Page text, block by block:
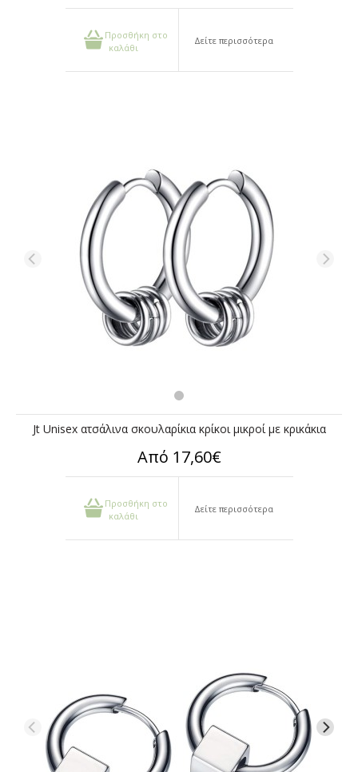
Προσθήκη στο
καλάθι
Δείτε περισσότερα
Jt Unisex ατσάλινα σκουλαρίκια κρίκοι μικροί με κρικάκια
Από 17,60€
Προσθήκη στο
καλάθι
Δείτε περισσότερα